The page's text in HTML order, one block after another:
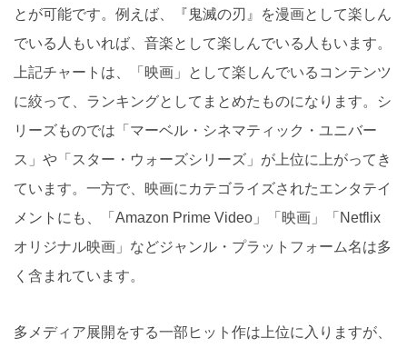
とが可能です。例えば、『鬼滅の刃』を漫画として楽しん
でいる人もいれば、音楽として楽しんでいる人もいます。
上記チャートは、「映画」として楽しんでいるコンテンツ
に絞って、ランキングとしてまとめたものになります。シ
リーズものでは「マーベル・シネマティック・ユニバー
ス」や「スター・ウォーズシリーズ」が上位に上がってき
ています。一方で、映画にカテゴライズされたエンタテイ
メントにも、「Amazon Prime Video」「映画」「Netflix
オリジナル映画」などジャンル・プラットフォーム名は多
く含まれています。
多メディア展開をする一部ヒット作は上位に入りますが、